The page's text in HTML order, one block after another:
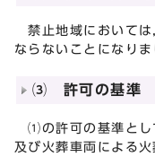
禁止地域においては
ならないことになりま
⑶ 許可の基準
⑴の許可の基準とし
及び火葬車両による